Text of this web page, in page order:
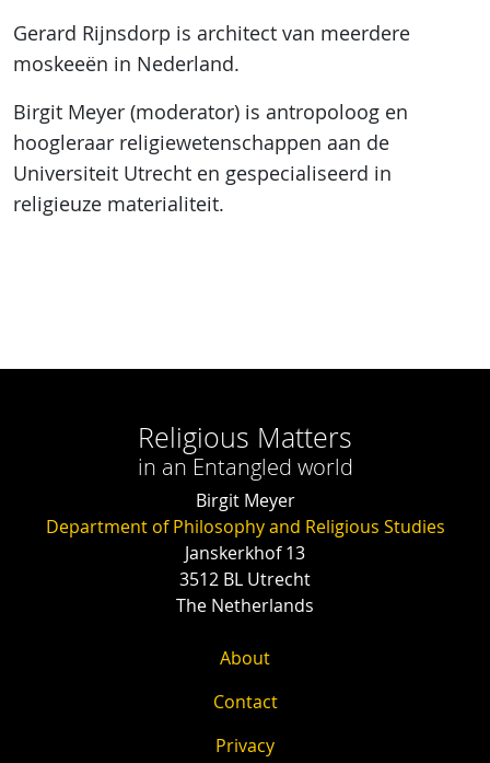
Gerard Rijnsdorp is architect van meerdere
moskeeën in Nederland.
Birgit Meyer (moderator) is antropoloog en
hoogleraar religiewetenschappen aan de
Universiteit Utrecht en gespecialiseerd in
religieuze materialiteit.
Religious Matters
in an Entangled world
Birgit Meyer
Department of Philosophy and Religious Studies
Janskerkhof 13
3512 BL Utrecht
The Netherlands
About
Contact
Privacy